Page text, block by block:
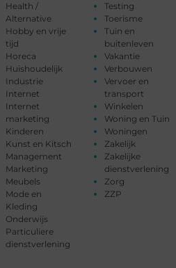
Health /
Alternative
Hobby en vrije
tijd
Horeca
Huishoudelijk
Industrie
Internet
Internet
marketing
Kinderen
Kunst en Kitsch
Management
Marketing
Meubels
Mode en
Kleding
Onderwijs
Particuliere
dienstverlening
Testing
Toerisme
Tuin en
buitenleven
Vakantie
Verbouwen
Vervoer en
transport
Winkelen
Woning en Tuin
Woningen
Zakelijk
Zakelijke
dienstverlening
Zorg
ZZP